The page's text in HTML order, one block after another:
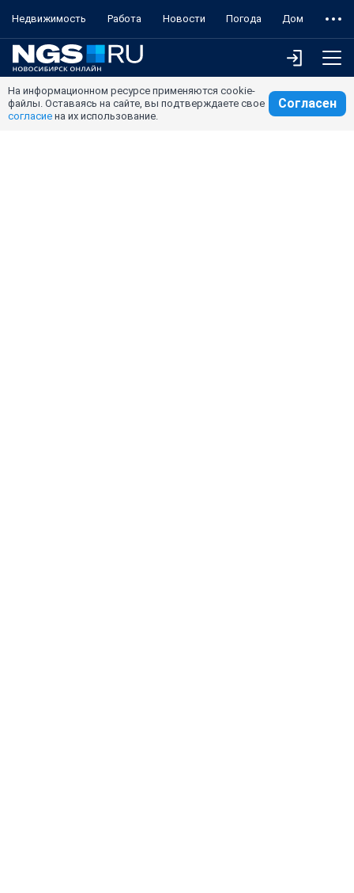
Недвижимость Работа Новости Погода Дом
На информационном ресурсе применяются cookie-
файлы. Оставаясь на сайте, вы подтверждаете свое
согласие на их использование.
Согласен